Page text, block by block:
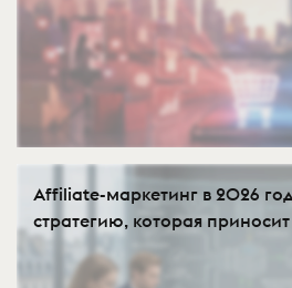
Affiliate-маркетинг в 2026
стратегию, которая